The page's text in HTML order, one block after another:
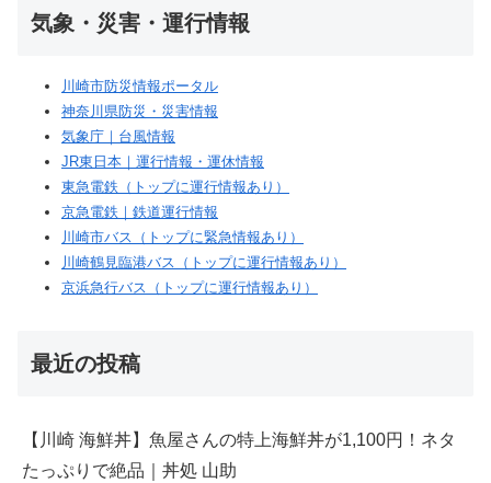
気象・災害・運行情報
川崎市防災情報ポータル
神奈川県防災・災害情報
気象庁｜台風情報
JR東日本｜運行情報・運休情報
東急電鉄（トップに運行情報あり）
京急電鉄｜鉄道運行情報
川崎市バス（トップに緊急情報あり）
川崎鶴見臨港バス（トップに運行情報あり）
京浜急行バス（トップに運行情報あり）
最近の投稿
【川崎 海鮮丼】魚屋さんの特上海鮮丼が1,100円！ネタ
たっぷりで絶品｜丼処 山助